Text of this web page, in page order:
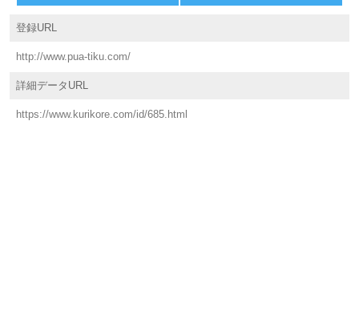
登録URL
http://www.pua-tiku.com/
詳細データURL
https://www.kurikore.com/id/685.html